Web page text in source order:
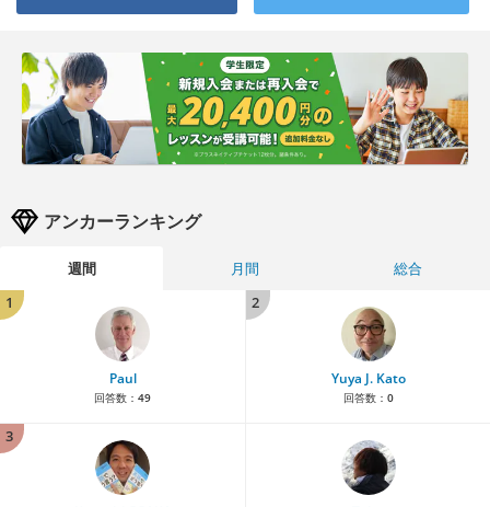
アンカーランキング
週間 月間
総合
1
Paul
回答数： 49
2
Yuya J. Kato
回答数： 0
3